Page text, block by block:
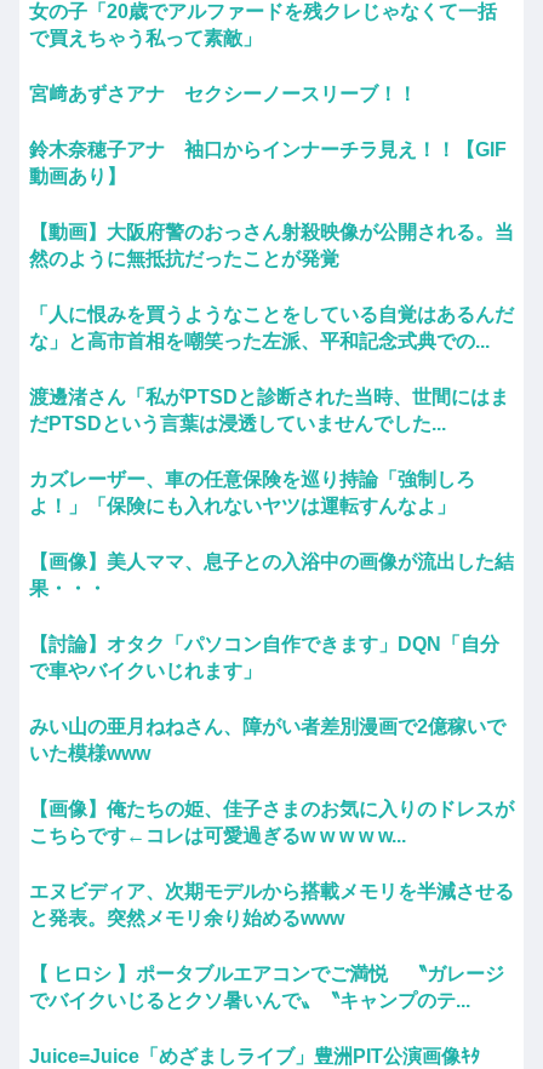
女の子「20歳でアルファードを残クレじゃなくて一括
で買えちゃう私って素敵」
宮﨑あずさアナ セクシーノースリーブ！！
鈴木奈穂子アナ 袖口からインナーチラ見え！！【GIF
動画あり】
【動画】大阪府警のおっさん射殺映像が公開される。当
然のように無抵抗だったことが発覚
「人に恨みを買うようなことをしている自覚はあるんだ
な」と高市首相を嘲笑った左派、平和記念式典での...
渡邊渚さん「私がPTSDと診断された当時、世間にはま
だPTSDという言葉は浸透していませんでした...
カズレーザー、車の任意保険を巡り持論「強制しろ
よ！」「保険にも入れないヤツは運転すんなよ」
【画像】美人ママ、息子との入浴中の画像が流出した結
果・・・
【討論】オタク「パソコン自作できます」DQN「自分
で車やバイクいじれます」
みい山の亜月ねねさん、障がい者差別漫画で2億稼いで
いた模様www
【画像】俺たちの姫、佳子さまのお気に入りのドレスが
こちらです←コレは可愛過ぎるw w w w w...
エヌビディア、次期モデルから搭載メモリを半減させる
と発表。突然メモリ余り始めるwww
【 ヒロシ 】ポータブルエアコンでご満悦 〝ガレージ
でバイクいじるとクソ暑いんで〟〝キャンプのテ...
Juice=Juice「めざましライブ」豊洲PIT公演画像ｷﾀ